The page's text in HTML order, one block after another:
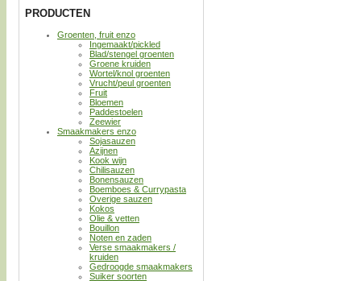
PRODUCTEN
Groenten, fruit enzo
Ingemaakt/pickled
Blad/stengel groenten
Groene kruiden
Wortel/knol groenten
Vrucht/peul groenten
Fruit
Bloemen
Paddestoelen
Zeewier
Smaakmakers enzo
Sojasauzen
Azijnen
Kook wijn
Chilisauzen
Bonensauzen
Boemboes & Currypasta
Overige sauzen
Kokos
Olie & vetten
Bouillon
Noten en zaden
Verse smaakmakers /
kruiden
Gedroogde smaakmakers
Suiker soorten